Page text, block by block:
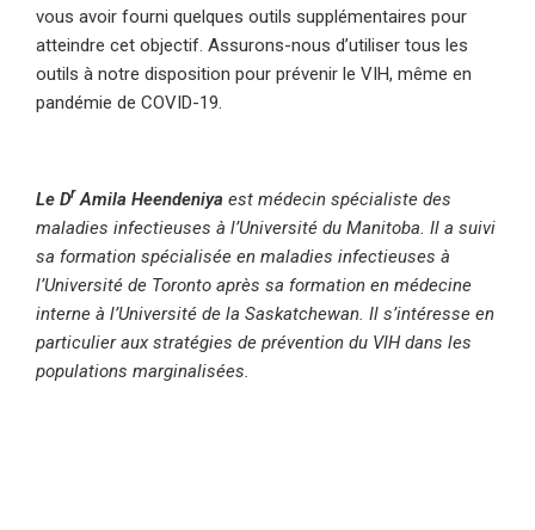
vous avoir fourni quelques outils supplémentaires pour
atteindre cet objectif. Assurons-nous d’utiliser tous les
outils à notre disposition pour prévenir le VIH, même en
pandémie de COVID-19.
Le DrAmila Heendeniya est médecin spécialiste des
maladies infectieuses à l’Université du Manitoba. Il a suivi
sa formation spécialisée en maladies infectieuses à
l’Université de Toronto après sa formation en médecine
interne à l’Université de la Saskatchewan. Il s’intéresse en
particulier aux stratégies de prévention du VIH dans les
populations marginalisées.